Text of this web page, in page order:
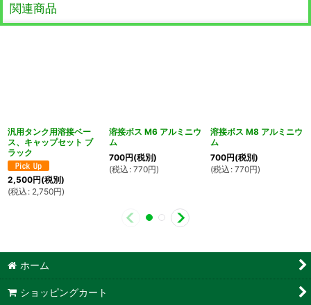
関連商品
汎用タンク用溶接ベー
ス、キャップセット ブ
ラック
2,500円(税別)
(税込 : 2,750円)
溶接ボス M6 アルミニウ
ム
700円(税別)
(税込 : 770円)
溶接ボス M8 アルミニウ
ム
700円(税別)
(税込 : 770円)
ホーム
ショッピングカート